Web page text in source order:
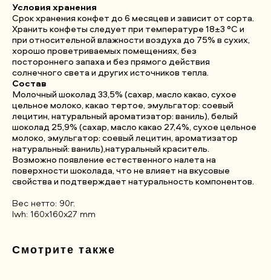
Условия хранения
Срок хранения конфет до 6 месяцев и зависит от сорта.
Хранить конфеты следует при температуре 18±3 °С и
при относительной влажности воздуха до 75% в сухих,
хорошо проветриваемых помещениях, без
постороннего запаха и без прямого действия
солнечного света и других источников тепла.
Состав
Молочный шоколад 33,5% (сахар, масло какао, сухое
цельное молоко, какао тертое, эмульгатор: cоевый
лецитин, натуральный ароматизатор: ваниль), белый
шоколад 25,9% (сахар, масло какао 27,4%, сухое цельное
молоко, эмульгатор: соевый лецитин, ароматизатор
натуральный: ваниль),натуральный краситель.
Возможно появление естественного налета на
поверхности шоколада, что не влияет на вкусовые
свойства и подтверждает натуральность компонентов.
Вес нетто: 90г.
lwh: 160x160x27 mm
Смотрите также